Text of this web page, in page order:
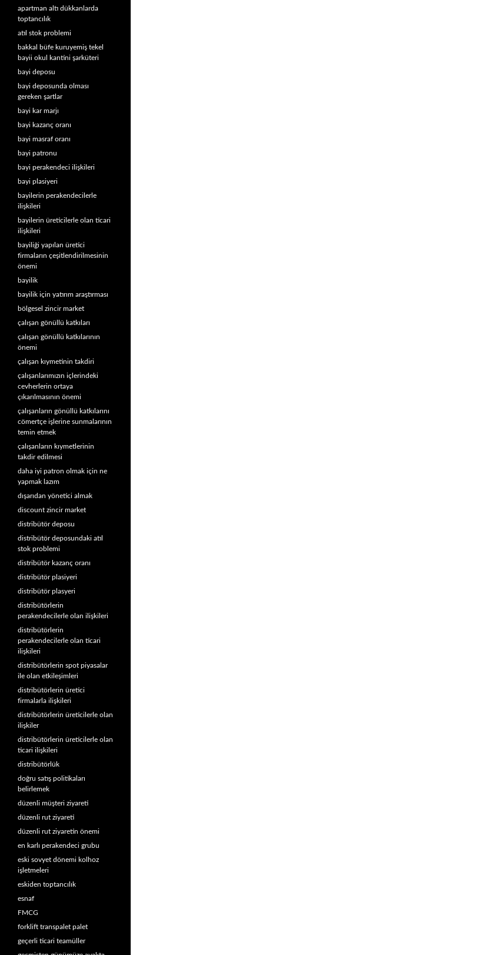
apartman altı dükkanlarda
toptancılık
atıl stok problemi
bakkal büfe kuruyemiş tekel
bayii okul kantini şarküteri
bayi deposu
bayi deposunda olması
gereken şartlar
bayi kar marjı
bayi kazanç oranı
bayi masraf oranı
bayi patronu
bayi perakendeci ilişkileri
bayi plasiyeri
bayilerin perakendecilerle
ilişkileri
bayilerin üreticilerle olan ticari
ilişkileri
bayiliği yapılan üretici
firmaların çeşitlendirilmesinin
önemi
bayilik
bayilik için yatırım araştırması
bölgesel zincir market
çalışan gönüllü katkıları
çalışan gönüllü katkılarının
önemi
çalışan kıymetinin takdiri
çalışanlarımızın içlerindeki
cevherlerin ortaya
çıkarılmasının önemi
çalışanların gönüllü katkılarını
cömertçe işlerine sunmalarının
temin etmek
çalışanların kıymetlerinin
takdir edilmesi
daha iyi patron olmak için ne
yapmak lazım
dışarıdan yönetici almak
discount zincir market
distribütör deposu
distribütör deposundaki atıl
stok problemi
distribütör kazanç oranı
distribütör plasiyeri
distribütör plasyeri
distribütörlerin
perakendecilerle olan ilişkileri
distribütörlerin
perakendecilerle olan ticari
ilişkileri
distribütörlerin spot piyasalar
ile olan etkileşimleri
distribütörlerin üretici
firmalarla ilişkileri
distribütörlerin üreticilerle olan
ilişkiler
distribütörlerin üreticilerle olan
ticari ilişkileri
distribütörlük
doğru satış politikaları
belirlemek
düzenli müşteri ziyareti
düzenli rut ziyareti
düzenli rut ziyaretin önemi
en karlı perakendeci grubu
eski sovyet dönemi kolhoz
işletmeleri
eskiden toptancılık
esnaf
FMCG
forklift transpalet palet
geçerli ticari teamüller